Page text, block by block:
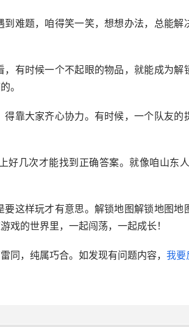
难题，咱得笑一笑，想想办法，总能解
有时候一个不起眼的物品，就能成为解
。
靠大家齐心协力。有时候，一个队友的
几次才能找到正确答案。就像咱山东
这样玩才有意思。解锁地图解锁地图地
戏的世界里，一起闯荡，一起成长！
同，纯属巧合。如发现有问题内容， 我要